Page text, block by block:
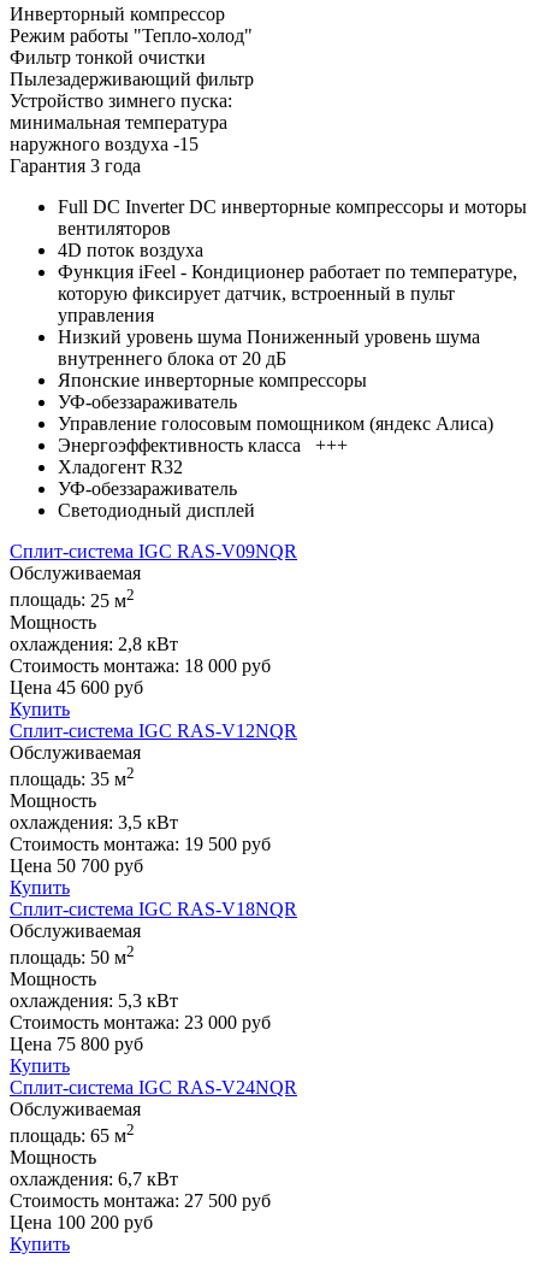
Инверторный компрессор
Режим работы "Тепло-холод"
Фильтр тонкой очистки
Пылезадерживающий фильтр
Устройство зимнего пуска:
минимальная температура
наружного воздуха -15
Гарантия 3 года
Full DC Inverter DC инверторные компрессоры и моторы
вентиляторов
4D поток воздуха
Функция iFeel - Кондиционер работает по температуре,
которую фиксирует датчик, встроенный в пульт
управления
Низкий уровень шума Пониженный уровень шума
внутреннего блока от 20 дБ
Японские инверторные компрессоры
УФ-обеззараживатель
Управление голосовым помощником (яндекс Алиса)
Энергоэффективность класса +++
Хладогент R32
УФ-обеззараживатель
Светодиодный дисплей
Сплит-система IGC RAS-V09NQR
Обслуживаемая
площадь: 25 м2
Мощность
охлаждения: 2,8 кВт
Стоимость монтажа: 18 000 руб
Цена 45 600 руб
Купить
Сплит-система IGC RAS-V12NQR
Обслуживаемая
площадь: 35 м2
Мощность
охлаждения: 3,5 кВт
Стоимость монтажа: 19 500 руб
Цена 50 700 руб
Купить
Сплит-система IGC RAS-V18NQR
Обслуживаемая
площадь: 50 м2
Мощность
охлаждения: 5,3 кВт
Стоимость монтажа: 23 000 руб
Цена 75 800 руб
Купить
Сплит-система IGC RAS-V24NQR
Обслуживаемая
площадь: 65 м2
Мощность
охлаждения: 6,7 кВт
Стоимость монтажа: 27 500 руб
Цена 100 200 руб
Купить